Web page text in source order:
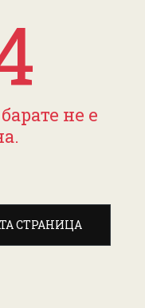
не е
СТРАНИЦА